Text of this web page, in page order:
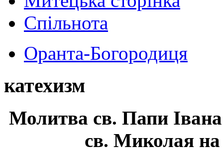
Спільнота
Оранта-Богородиця
катехизм
Молитва св. Папи
св. Миколая на